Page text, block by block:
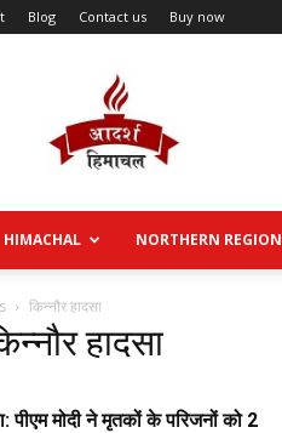
Blog Contact us Buy now
HIMACHAL NORTHERN REGION
किन्नौर हादसा
हादसा
पीएम मोदी ने मृतकों के परिजनों को 2